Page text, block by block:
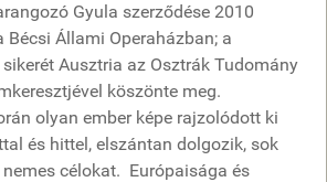
Gyula szerződése 2010
Bécsi Állami Operaházban; a
Ausztria az Osztrák Tudomány
köszönte meg.
olyan ember képe rajzolódott ki
és hittel, elszántan dolgozik, sok
célokat. Európaisága és